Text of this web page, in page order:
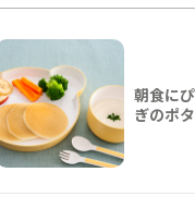
朝食に
ぎのポ